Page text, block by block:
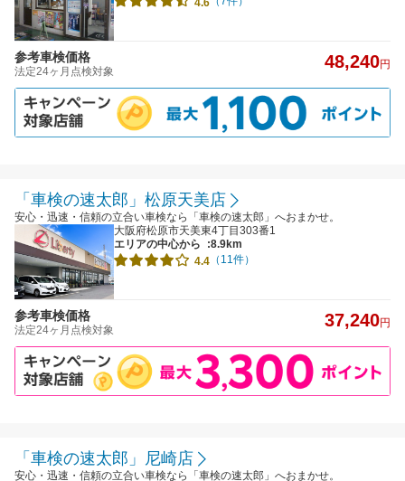
4.6
参考車検価格
法定24ヶ月点検対象 48,240円
「車検の速太郎」松原天美店
安心・迅速・信頼の立合い車検なら「車検の速太郎」へおまかせ。
大阪府松原市天美東4丁目303番1
エリアの中心から
:8.9km
4.4 （11件）
参考車検価格
法定24ヶ月点検対象 37,240円
「車検の速太郎」尼崎店
安心・迅速・信頼の立合い車検なら「車検の速太郎」へおまかせ。